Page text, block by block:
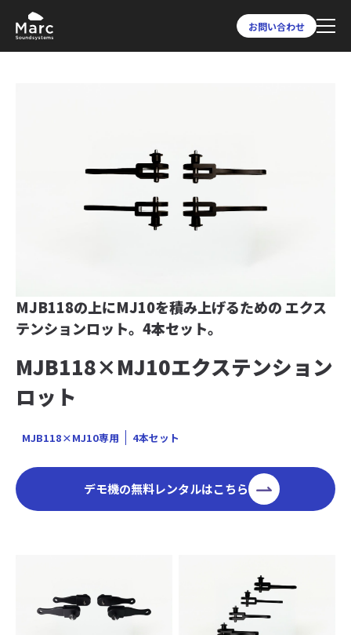
お問い合わせ
MJB118の上にMJ10を積み上げるためのエクス
テンションロット。4本セット。
MJB118×MJ10エクステンション
ロット
MJB118×MJ10専用 4本セット
デモ機の無料レンタルはこちら